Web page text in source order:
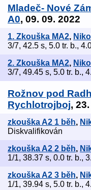
Mladeč- Nové
A0, 09. 09. 2022
1. Zkouška MA2,
3/7, 42.5 s, 5.0 tr. b.,
2. Zkouška MA2,
3/7, 49.45 s, 5.0 tr. b.,
Rožnov pod
Rychlotrojboj,
zkouška A2 1 běh,
Diskvalifikován
zkouška A2 2 běh,
1/1, 38.37 s, 0.0 tr. b.,
zkouška A2 3 běh,
1/1, 39.94 s, 5.0 tr. b.,